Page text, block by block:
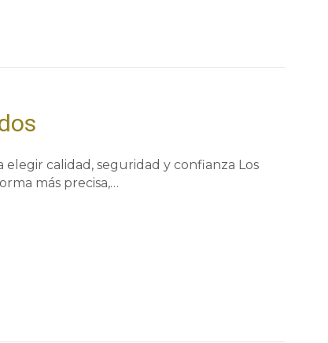
elegir calidad, seguridad y confianza Los
más precisa,…